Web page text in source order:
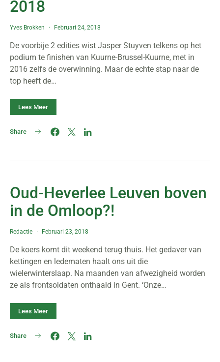
2018
Yves Brokken Februari 24, 2018
De voorbije 2 edities wist Jasper Stuyven telkens op het
podium te finishen van Kuurne-Brussel-Kuurne, met in
2016 zelfs de overwinning. Maar de echte stap naar de
top heeft de…
Lees Meer
Share
Oud-Heverlee Leuven boven
in de Omloop?!
Redactie Februari 23, 2018
De koers komt dit weekend terug thuis. Het gedaver van
kettingen en ledematen haalt ons uit die
wielerwinterslaap. Na maanden van afwezigheid worden
ze als frontsoldaten onthaald in Gent. ‘Onze…
Lees Meer
Share